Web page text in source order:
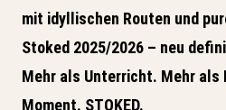
mit idyllischen Routen und
Stoked 2025/2026 – neu
Mehr als Unterricht. Mehr als
Moment. STOKED.